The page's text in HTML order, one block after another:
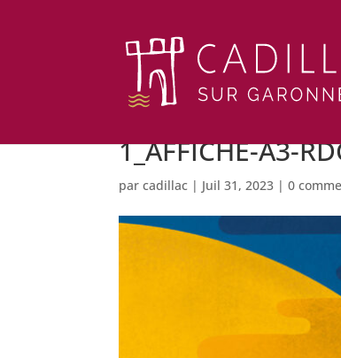
1_AFFICHE-A3-
parcadillac | Juil 31, 2023 |0